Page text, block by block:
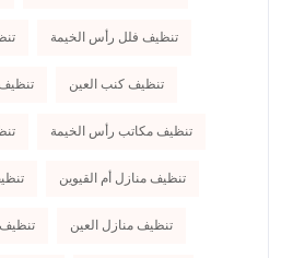
تنظيف فلل رأس الخيمة
تنظيف كنب العين
تنظيف مكاتب رأس الخيمة
تنظيف منازل أم القيوين
تنظيف منازل العين تنظيف